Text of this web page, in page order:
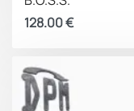
128.00€